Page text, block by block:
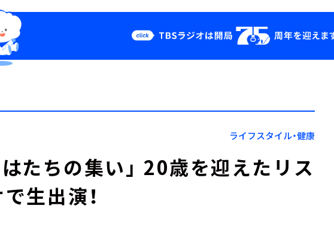
Podcast
YouTube
会社情報
ライフスタイル・健康
たちの集い」 20歳を迎えたリス
生出演！